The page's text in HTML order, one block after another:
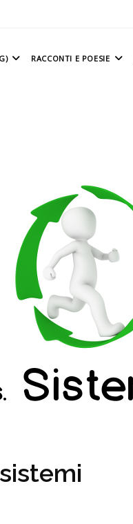
RACCONTI E POESIE